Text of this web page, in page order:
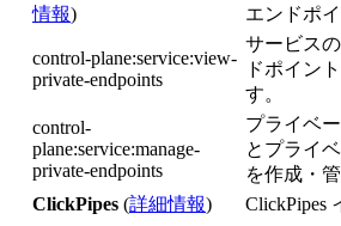
情報)
エンドポ
control-plane:service:view-
private-endpoints
サービス
ドポイン
す。
control-
plane:service:manage-
private-endpoints
プライベ
とプライ
を作成・
ClickPipes (詳細情報) ClickPipes